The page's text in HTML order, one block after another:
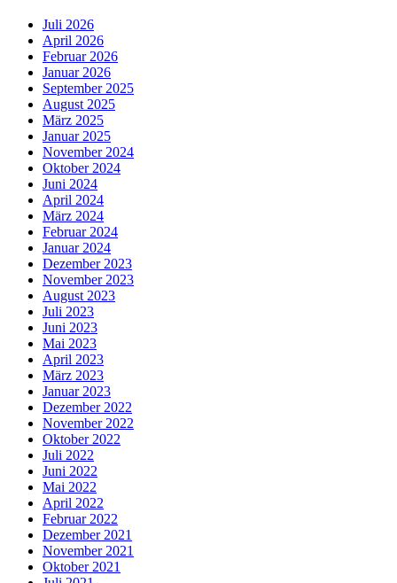
Juli 2026
April 2026
Februar 2026
Januar 2026
September 2025
August 2025
März 2025
Januar 2025
November 2024
Oktober 2024
Juni 2024
April 2024
März 2024
Februar 2024
Januar 2024
Dezember 2023
November 2023
August 2023
Juli 2023
Juni 2023
Mai 2023
April 2023
März 2023
Januar 2023
Dezember 2022
November 2022
Oktober 2022
Juli 2022
Juni 2022
Mai 2022
April 2022
Februar 2022
Dezember 2021
November 2021
Oktober 2021